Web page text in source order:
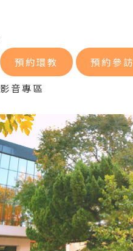
預約環教 預約參訪
影音專區